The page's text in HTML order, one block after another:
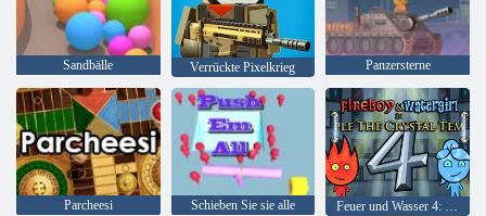
Sandbälle Verrückte Pixelkrieg Panzersterne
Parcheesi Schieben Sie sie alle Feuer und Wasser 4: Kristalltempel